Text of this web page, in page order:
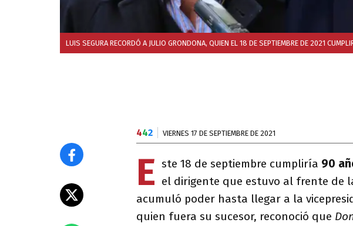
LUIS SEGURA RECORDÓ A JULIO GRONDONA, QUIEN EL 18 DE SEPTIEMBRE DE 2021
442 VIERNES 17 DE SEPTIEMBRE DE 2021
E ste 18 de septiembre cumpliría 90
el dirigente que estuvo al frente de
acumuló poder hasta llegar a la
quien fuera su sucesor, reconoció que